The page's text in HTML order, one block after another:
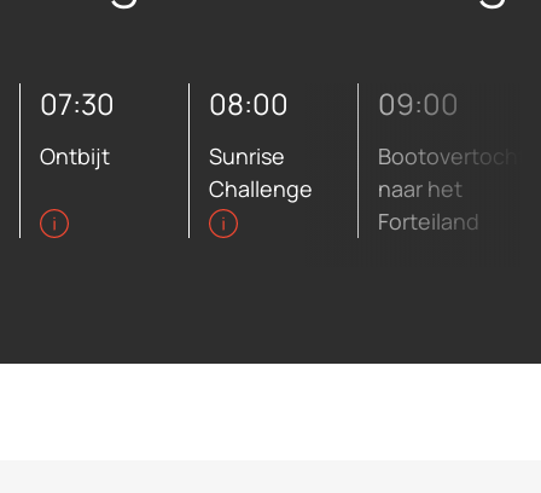
07:30
Ontbijt
08:00
Sunrise
Challenge
09:00
Bootovertocht
naar het
Forteiland